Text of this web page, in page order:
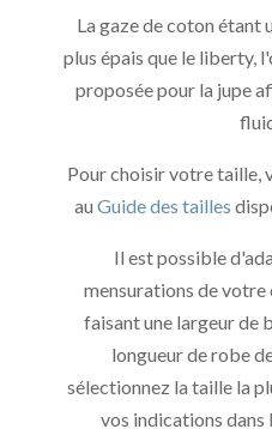
La gaze de coton étant
plus épais que le liberty,
proposée pour la jupe
Pour choisir votre taille,
au Guide des tailles
Il est possible
mensurations de votre
faisant une largeur de
longueur de robe
sélectionnez la taille la
vos indications